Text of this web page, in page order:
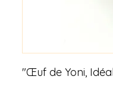
"Œuf de Yoni,